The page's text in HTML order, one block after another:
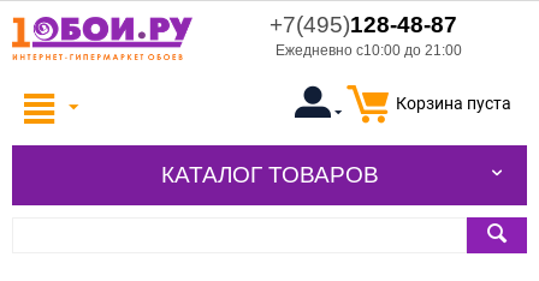
+7(495)128-48-87
Ежедневно с10:00 до 21:00
Корзина пуста
КАТАЛОГ ТОВАРОВ